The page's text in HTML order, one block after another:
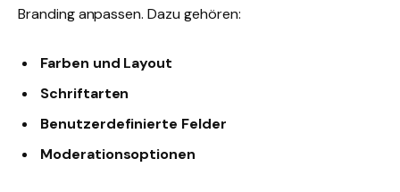
Branding anpassen. Dazu gehören:
Farben und Layout
Schriftarten
Benutzerdefinierte Felder
Moderationsoptionen